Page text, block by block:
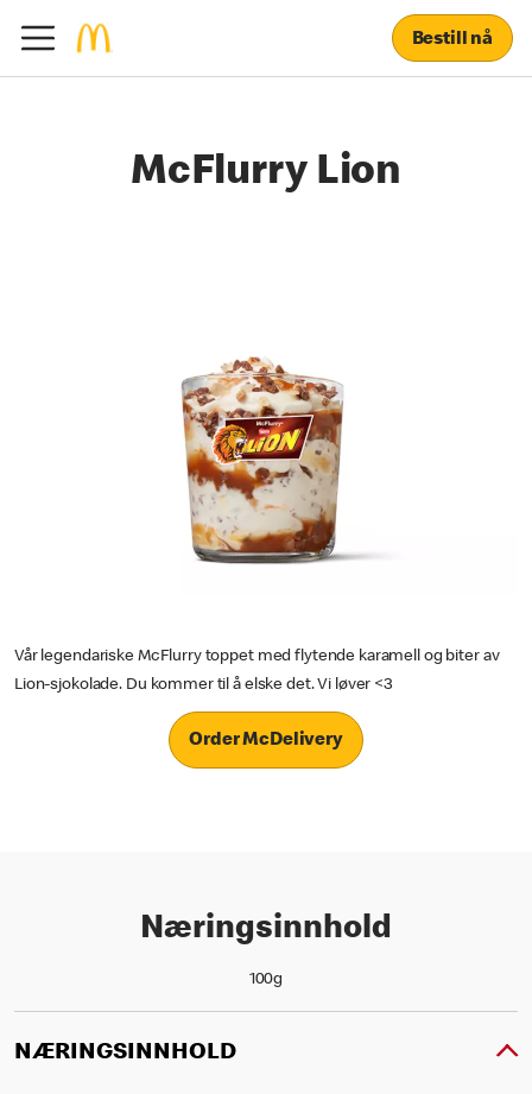
Bestill nå
McFlurry Lion
Vår legendariske McFlurry toppet med flytende karamell og biter av
Lion-sjokolade. Du kommer til å elske det. Vi løver <3
Order McDelivery
Næringsinnhold
100g
NÆRINGSINNHOLD